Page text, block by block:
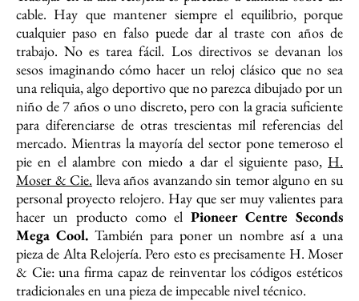
cable. Hay que mantener siempre el equilibrio, porque
cualquier paso en falso puede dar al traste con años de
trabajo. No es tarea fácil. Los directivos se devanan los
sesos imaginando cómo hacer un reloj clásico que no sea
una reliquia, algo deportivo que no parezca dibujado por un
niño de 7 años o uno discreto, pero con la gracia suficiente
para diferenciarse de otras trescientas mil referencias del
mercado. Mientras la mayoría del sector pone temeroso el
pie en el alambre con miedo a dar el siguiente paso, H.
Moser & Cie. lleva años avanzando sin temor alguno en su
personal proyecto relojero. Hay que ser muy valientes para
hacer un producto como elPioneer Centre Seconds
Mega Cool.También para poner un nombre así a una
pieza de Alta Relojería. Pero esto es precisamente H. Moser
& Cie: una firma capaz de reinventar los códigos estéticos
tradicionales en una pieza de impecable nivel técnico.